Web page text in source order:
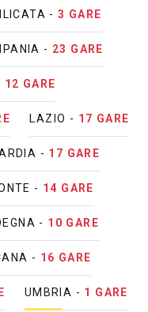
-3 GARE
- 23 GARE
12 GARE
LAZIO - 17 GARE
- 17 GARE
- 14 GARE
- 10 GARE
- 16 GARE
UMBRIA - 1 GARE